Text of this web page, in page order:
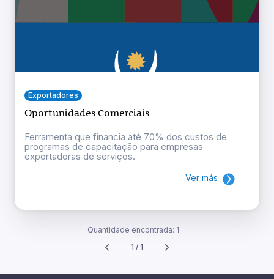
Exportadores
Oportunidades Comerciais
Ferramenta que financia até 70% dos custos de
programas de capacitação para empresas
exportadoras de serviços.
Ver más
Quantidade encontrada: 1
1 / 1